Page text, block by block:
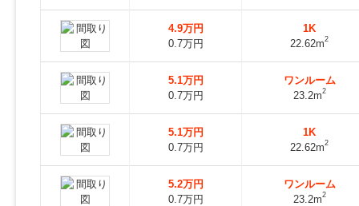
4.9万円
0.7万円
1K
22.62m2
5.1万円
0.7万円
ワンルーム
23.2m2
5.1万円
0.7万円
1K
22.62m2
5.2万円
0.7万円
ワンルーム
23.2m2